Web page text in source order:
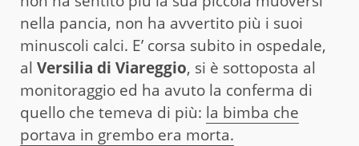
nella pancia, non ha avvertito più i suoi
minuscoli calci. E’ corsa subito in ospedale,
al Versilia di Viareggio, si è sottoposta al
monitoraggio ed ha avuto la conferma di
quello che temeva di più: la bimba che
portava in grembo era morta.